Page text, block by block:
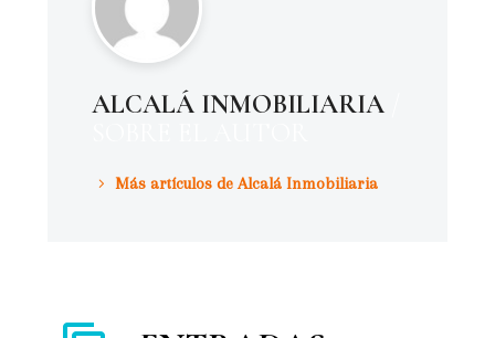
ALCALÁ INMOBILIARIA
Más artículos de Alcalá Inmobiliaria